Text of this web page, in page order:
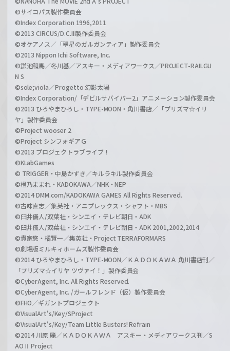
©サイコパス製作委員会
©Index Corporation 1996,2011
©2013 CIRCUS/D.C.III製作委員会
©オケアノス／「翠星のガルガンティア」製作委員会
©2013 Nippon Ichi Software, Inc.
©鎌池和馬／冬川基／アスキー・メディアワークス／PROJECT-RAILGU
N S
©sole;viola／Progetto 幻影太陽
©Index Corporation/「デビルサバイバー2」アニメーション製作委員会
©2013 ひろやまひろし・TYPE-MOON・角川書店／「プリズマ☆イリ
ヤ」製作委員会
©Project wooser 2
©Project シンフォギアＧ
©2013 プロジェクトラブライブ！
©KLabGames
© TRIGGER・中島かずき／キルラキル製作委員会
©橙乃ままれ・KADOKAWA／NHK・NEP
©2014 DMM.com/KADOKAWA GAMES All Rights Reserved.
©古味直志／集英社・アニプレックス・シャフト・MBS
©臼井儀人/双葉社・シンエイ・テレビ朝日・ADK
©臼井儀人/双葉社・シンエイ・テレビ朝日・ADK 2001,2002,2014
©貴家悠・橘賢一／集英社・Project TERRAFORMARS
©劇場版ミルキィホームズ製作委員会
©2014 ひろやまひろし・TYPE-MOON／ＫＡＤＯＫＡＷＡ 角川書店刊／
「プリズマ☆イリヤ ツヴァイ！」製作委員会
©CyberAgent, Inc. All Rights Reserved.
©CyberAgent, Inc. /ガールフレンド（仮）製作委員会
©FHO／ギガントプロジェクト
©VisualArt's/Key/SProject
©VisualArt's/Key/Team Little Busters! Refrain
©2014 川原 礫／ＫＡＤＯＫＡＷＡ アスキー・メディアワークス刊／S
AOⅡ Project